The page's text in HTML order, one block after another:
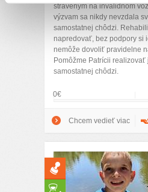
stráveným na invalidnom
výzvam sa nikdy nevzdala
samostatnej chôdzi.
napredovať, bez podpory si
nemôže dovoliť pravidelne
Pomôžme Patrícii realizovať
samostatnej chôdzi.
0€
Chcem vedieť viac